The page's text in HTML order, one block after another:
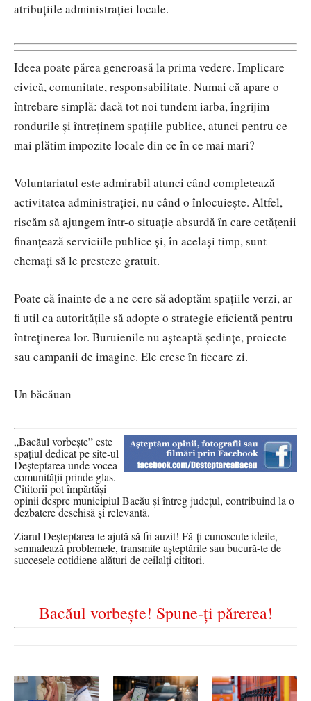
atribuțiile administrației locale.
Ideea poate părea generoasă la prima vedere. Implicare
civică, comunitate, responsabilitate. Numai că apare o
întrebare simplă: dacă tot noi tundem iarba, îngrijim
rondurile și întreținem spațiile publice, atunci pentru ce
mai plătim impozite locale din ce în ce mai mari?
Voluntariatul este admirabil atunci când completează
activitatea administrației, nu când o înlocuiește. Altfel,
riscăm să ajungem într-o situație absurdă în care cetățenii
finanțează serviciile publice și, în același timp, sunt
chemați să le presteze gratuit.
Poate că înainte de a ne cere să adoptăm spațiile verzi, ar
fi util ca autoritățile să adopte o strategie eficientă pentru
întreținerea lor. Buruienile nu așteaptă ședințe, proiecte
sau campanii de imagine. Ele cresc în fiecare zi.
Un băcăuan
„Bacăul vorbește” este
spațiul dedicat pe site-ul
Deșteptarea unde vocea
comunității prinde glas.
Cititorii pot împărtăși
opinii despre municipiul Bacău și întreg județul, contribuind la o
dezbatere deschisă și relevantă.
Ziarul Deșteptarea te ajută să fii auzit! Fă-ți cunoscute ideile,
semnalează problemele, transmite așteptările sau bucură-te de
succesele cotidiene alături de ceilalți cititori.
Bacăul vorbește! Spune-ți părerea!